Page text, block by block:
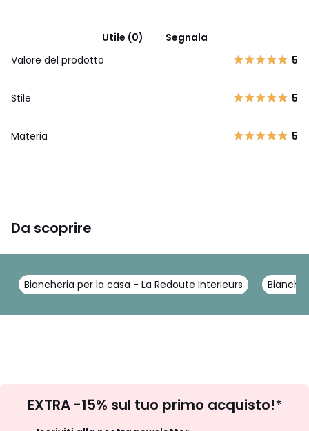
Utile (0)
Segnala
Valore del prodotto
5
Stile 5
Materia 5
Da scoprire
Biancheria per la casa - La Redoute Interieurs
newsletter
EXTRA -15% sul tuo primo acquisto!*